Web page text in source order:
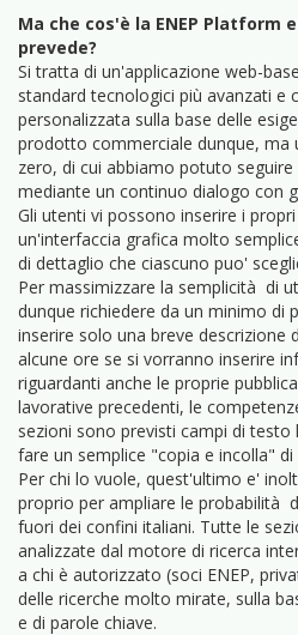
Ma che cos'è la ENEP Platform
prevede?
Si tratta di un'applicazione web-
standard tecnologici più avanzati e
personalizzata sulla base delle
prodotto commerciale dunque, ma
zero, di cui abbiamo potuto
mediante un continuo dialogo con
Gli utenti vi possono inserire i
un'interfaccia grafica molto
di dettaglio che ciascuno puo'
Per massimizzare la semplicità di
dunque richiedere da un minimo di
inserire solo una breve descrizione
alcune ore se si vorranno inserire
riguardanti anche le proprie
lavorative precedenti, le
sezioni sono previsti campi di
fare un semplice "copia e incolla"
Per chi lo vuole, quest'ultimo e'
proprio per ampliare le probabilità
fuori dei confini italiani. Tutte le
analizzate dal motore di ricerca
a chi è autorizzato (soci ENEP,
delle ricerche molto mirate, sulla
e di parole chiave.